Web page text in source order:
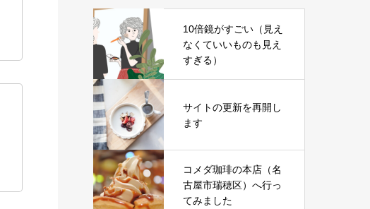
10倍鏡がすごい（見え
なくていいものも見え
すぎる）
サイトの更新を再開し
ます
コメダ珈琲の本店（名
古屋市瑞穂区）へ行っ
てみました